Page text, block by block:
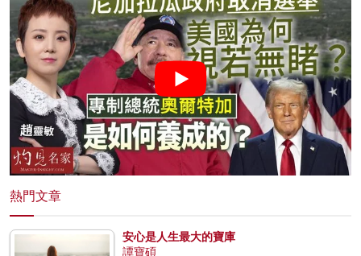
熱門文章
安心是人生最大的寶庫
譚寶碩